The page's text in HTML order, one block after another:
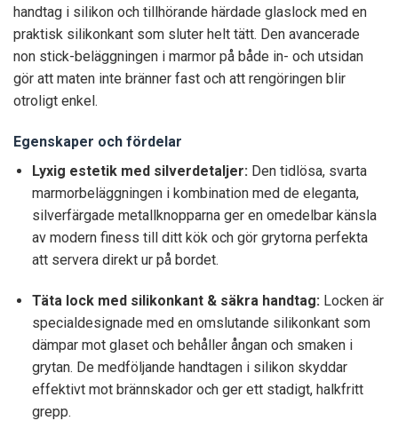
handtag i silikon och tillhörande härdade glaslock med en
praktisk silikonkant som sluter helt tätt. Den avancerade
non stick-beläggningen i marmor på både in- och utsidan
gör att maten inte bränner fast och att rengöringen blir
otroligt enkel.
Egenskaper och fördelar
Lyxig estetik med silverdetaljer:Den tidlösa, svarta
marmorbeläggningen i kombination med de eleganta,
silverfärgade metallknopparna ger en omedelbar känsla
av modern finess till ditt kök och gör grytorna perfekta
att servera direkt ur på bordet.
Täta lock med silikonkant & säkra handtag:Locken är
specialdesignade med en omslutande silikonkant som
dämpar mot glaset och behåller ångan och smaken i
grytan. De medföljande handtagen i silikon skyddar
effektivt mot brännskador och ger ett stadigt, halkfritt
grepp.